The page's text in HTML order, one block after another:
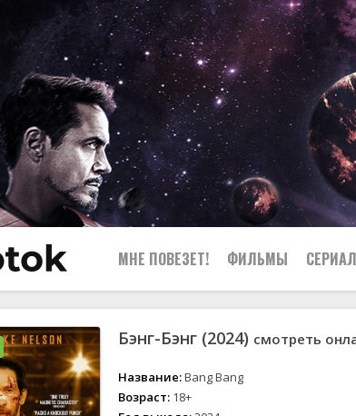
МНЕ ПОВЕЗЕТ! ФИЛЬМЫ
Бэнг-Бэнг (2024) смотреть
Название:Bang Bang
Возраст: 18+